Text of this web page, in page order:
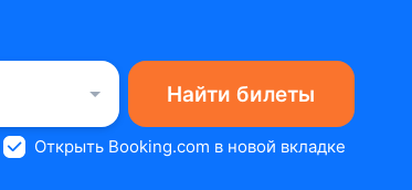
Найти билеты
Открыть Booking.com в новой вкладке